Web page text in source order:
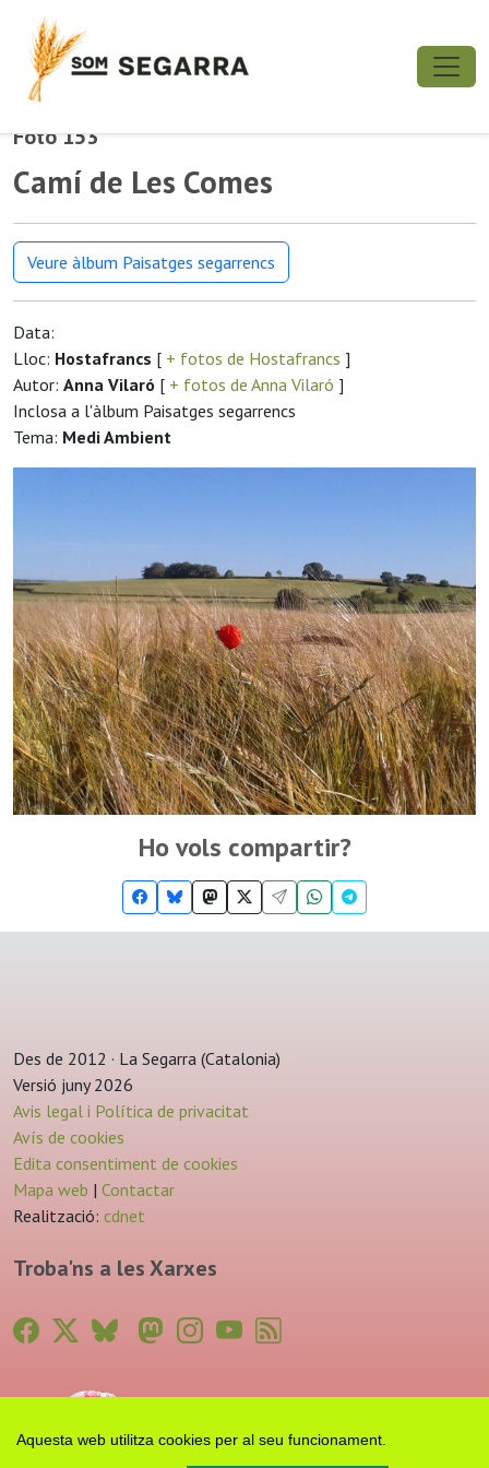
Aquesta web utilitza cookies per al seu funcionament.
Foto 153
Camí de Les Comes
Veure àlbum Paisatges segarrencs
Data:
Lloc: Hostafrancs [ + fotos de Hostafrancs ]
Autor: Anna Vilaró [ + fotos de Anna Vilaró ]
Inclosa a l'àlbum Paisatges segarrencs
Tema: Medi Ambient
Ho vols compartir?
Des de 2012 · La Segarra (Catalonia)
Versió juny 2026
Avis legal i Política de privacitat
Avís de cookies
Edita consentiment de cookies
Mapa web | Contactar
Realització: cdnet
Troba'ns a les Xarxes